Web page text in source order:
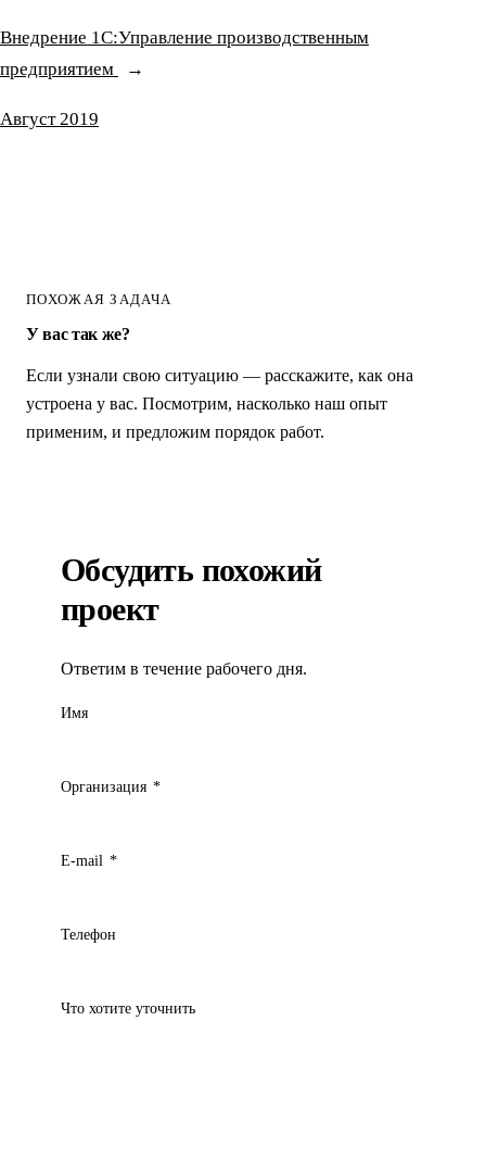
Внедрение 1С:Управление производственным
предприятием
Август 2019
ПОХОЖАЯ ЗАДАЧА
У вас так же?
Если узнали свою ситуацию — расскажите, как она
устроена у вас. Посмотрим, насколько наш опыт
применим, и предложим порядок работ.
Обсудить похожий
проект
Ответим в течение рабочего дня.
Имя
Организация *
E-mail *
Телефон
Что хотите уточнить